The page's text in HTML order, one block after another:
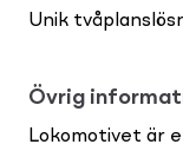
Unik
Övrig
Lokomotivet är